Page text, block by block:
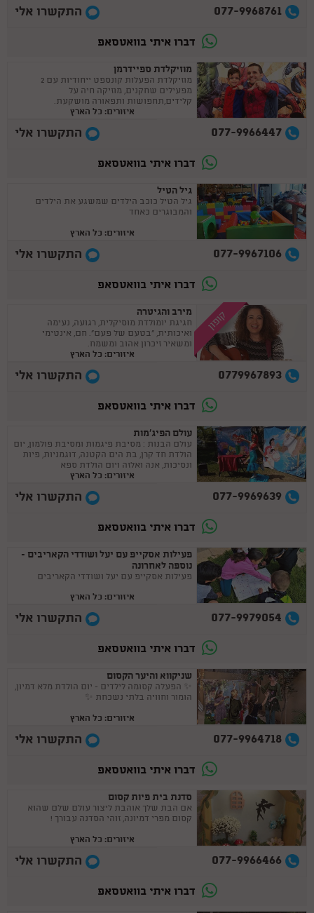
077-9968761 התקשרו אלי
דברו איתי בוואטסאפ
מוזיקלדת ספיידרמן
מוזיקלדת הפעלות קונספט ייחודיות עם 2
מפעילים שחקנים, מוזיקה חיה על
קלידים,תחפושות ותפאורה מושקעת.
איזורים: כל הארץ
077-9966447 התקשרו אלי
דברו איתי בוואטסאפ
גיל הטיל
גיל הטיל כוכב הילדים שמשגע את הילדים
והמבוגרים כאחד
איזורים: כל הארץ
077-9967106 התקשרו אלי
דברו איתי בוואטסאפ
קופון מירב והגיטרה
חגיגת יומולדת מוסיקלית, רגועה, נעימה
ואיכותית, "בטעם של פעם". חם, אינטימי
ומשאיר זיכרון אהוב ומשמח.
איזורים: כל הארץ
0779967893 התקשרו אלי
דברו איתי בוואטסאפ
עולם הפיג'מות
עולם הבנות : מסיבת פיגמות ומסיבת פולמון, יום
הולדת חד קרן, בת הים הקטנה, דוגמניות, פיות
ונסיכות, אנה ואלזה ויום הולדת ספא
איזורים: כל הארץ
077-9969639 התקשרו אלי
דברו איתי בוואטסאפ
פעילות אסקייפ עם יעל ושודדי הקאריבים -
נוספה לאחרונה
פעילות אסקייפ עם יעל ושודדי הקאריבים
איזורים: כל הארץ
077-9979054 התקשרו אלי
דברו איתי בוואטסאפ
שניקווא והיער הקסום
✨ הפעלה קסומה לילדים - יום הולדת מלא דמיון,
הומור וחוויה בלתי נשכחת ✨
איזורים: כל הארץ
077-9964718 התקשרו אלי
דברו איתי בוואטסאפ
סדנת בית פיות קסום
אם הבת שלך אוהבת ליצור עולם שלם שהוא
קסום מפרי דמיונה, זוהי הסדנה עבורך !
איזורים: כל הארץ
077-9966466 התקשרו אלי
דברו איתי בוואטסאפ